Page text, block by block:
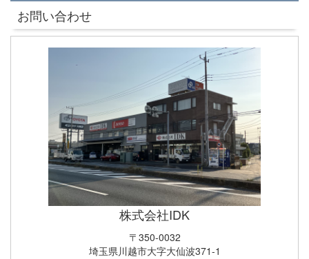
お問い合わせ
株式会社IDK
〒350-0032
埼玉県川越市大字大仙波371-1